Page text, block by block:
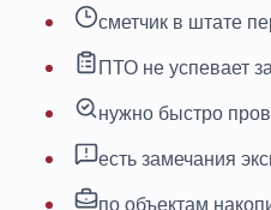
сметчик в штате
ПТО не успевает
нужно быстро
есть замечания
по объектам